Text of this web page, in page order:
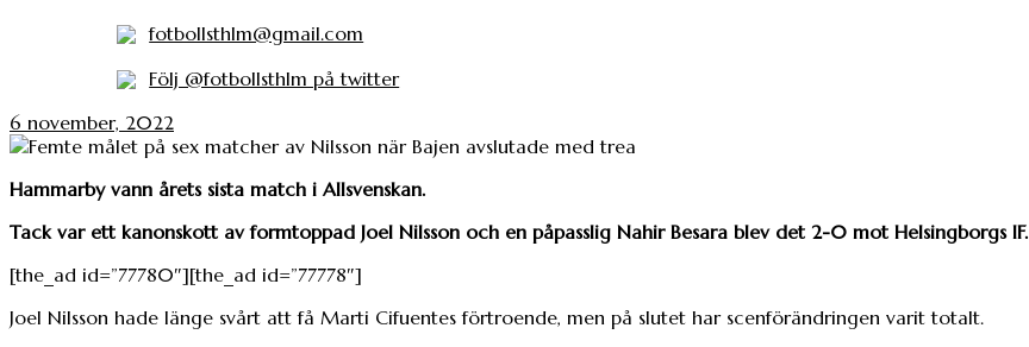
fotbollsthlm@gmail.com
Följ @fotbollsthlm på twitter
6 november, 2022
Hammarby vann årets sista match i Allsvenskan.
Tack var ett kanonskott av formtoppad Joel Nilsson och en påpasslig Nahir Besara blev det 2-0 mot Helsingborgs IF.
[the_ad id=”77780″][the_ad id=”77778″]
Joel Nilsson hade länge svårt att få Marti Cifuentes förtroende, men på slutet har scenförändringen varit totalt.